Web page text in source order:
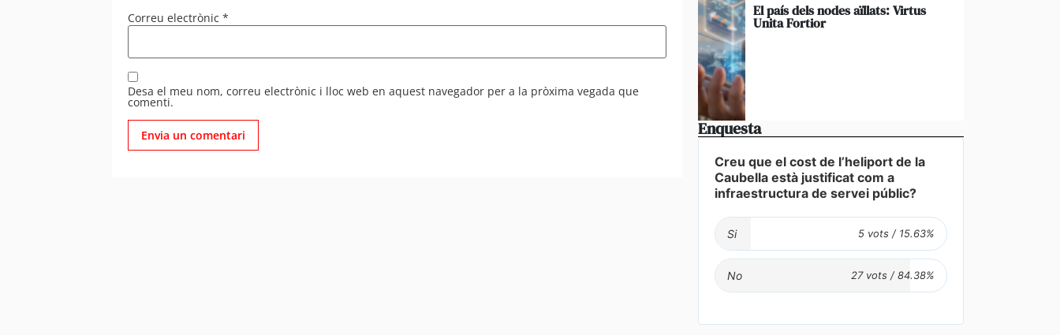
Correu electrònic *
Desa el meu nom, correu electrònic i lloc web en aquest navegador per a la pròxima vegada que
comenti.
El país dels nodes aïllats: Virtus
Unita Fortior
Enquesta
Creu que el cost de l’heliport de la
Caubella està justificat com a
infraestructura de servei públic?
Si
No